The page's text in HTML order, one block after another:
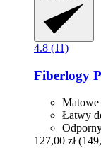
4.8 (11)
Fiberlogy
Łatwy
127,00 zł